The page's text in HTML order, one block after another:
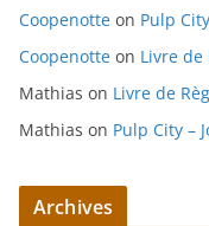
Coopenotte on Pulp
Coopenotte on Livre de
Mathias on Livre de
Mathias on Pulp City –
Archives